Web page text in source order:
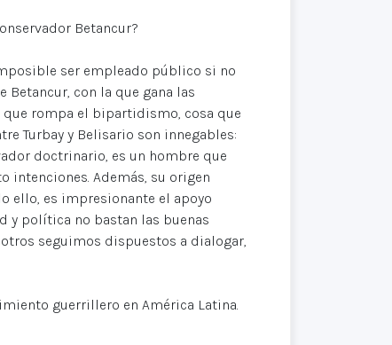
Betancur?
ser empleado público si no
Betancur, con la que gana las
rompa el bipartidismo, cosa que
Turbay y Belisario son innegables:
doctrinario, es un hombre que
intenciones. Además, su origen
ello, es impresionante el apoyo
y política no bastan las buenas
seguimos dispuestos a dialogar,
guerrillero en América Latina.